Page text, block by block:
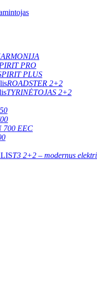
PRO
PLUS
ROADSTER 2+2
TYRINĖTOJAS 2+2
700 EEC
T3 2+2 – modernus